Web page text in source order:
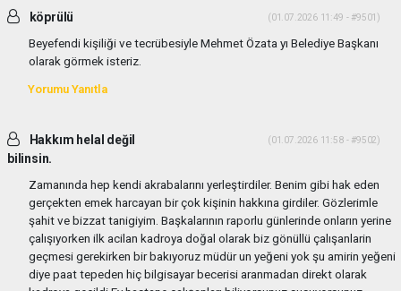
köprülü (01.07.2026 11:49 - #9501)
Beyefendi kişiliği ve tecrübesiyle Mehmet Özata yı Belediye Başkanı
olarak görmek isteriz.
Yorumu Yanıtla
Hakkım helal değil
bilinsin.
(01.07.2026 11:58 - #9502)
Zamanında hep kendi akrabalarını yerleştirdiler. Benim gibi hak eden
gerçekten emek harcayan bir çok kişinin hakkına girdiler. Gözlerimle
şahit ve bizzat tanigiyim. Başkalarının raporlu günlerinde onların yerine
çalışıyorken ilk acilan kadroya doğal olarak biz gönüllü çalışanlarin
geçmesi gerekirken bir bakıyoruz müdür un yeğeni yok şu amirin yeğeni
diye paat tepeden hiç bilgisayar becerisi aranmadan direkt olarak